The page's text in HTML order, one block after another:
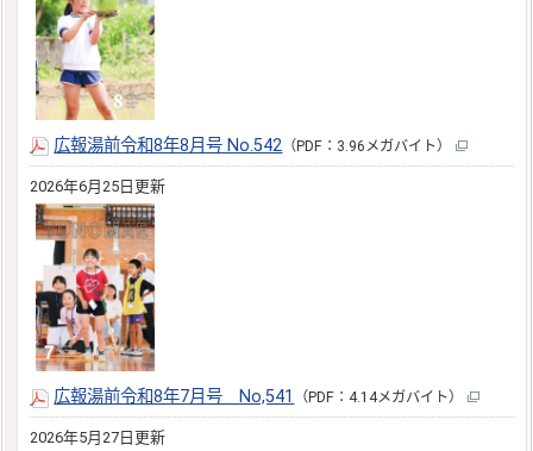
広報湯前令和8年8月号 No.542 （PDF：3.96メガバイト）
2026年6月25日更新
広報湯前令和8年7月号 No,541 （PDF：4.14メガバイト）
2026年5月27日更新